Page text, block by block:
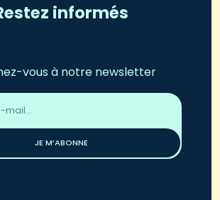
informés
vous à notre newsletter
JE M’ABONNE